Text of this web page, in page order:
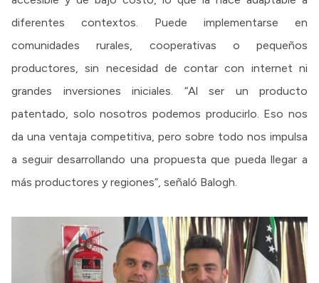
diferentes contextos. Puede implementarse en
comunidades rurales, cooperativas o pequeños
productores, sin necesidad de contar con internet ni
grandes inversiones iniciales. “Al ser un producto
patentado, solo nosotros podemos producirlo. Eso nos
da una ventaja competitiva, pero sobre todo nos impulsa
a seguir desarrollando una propuesta que pueda llegar a
más productores y regiones”, señaló Balogh.